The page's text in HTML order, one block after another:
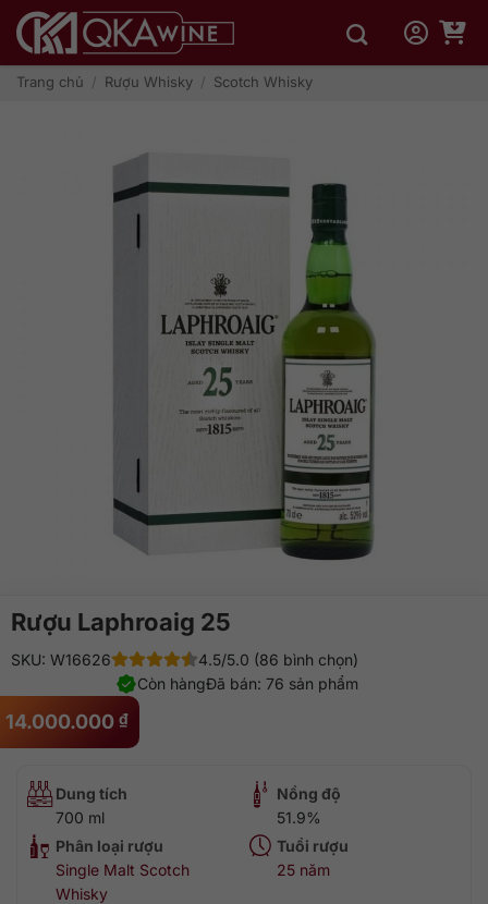
qua
dungTrang chủ / Rượu Whisky / Scotch Whisky
Rượu Laphroaig 25
14.000.000 ₫
SKU: W16626
4.5/5.0 (86 bình chọn)
Đã bán: 76 sản phẩm
Còn hàng
Dung tích
700 ml
Nồng độ
51.9%
Phân loại rượu
Single Malt Scotch
Whisky
Tuổi rượu
25 năm